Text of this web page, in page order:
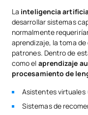
La inteligencia
desarrollar sistemas
normalmente
aprendizaje, la toma
patrones. Dentro de
como el aprendizaje
procesamiento de
Asistentes virtuales
Sistemas de